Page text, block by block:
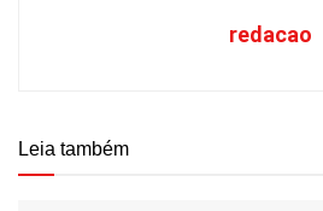
redacao
Leia também